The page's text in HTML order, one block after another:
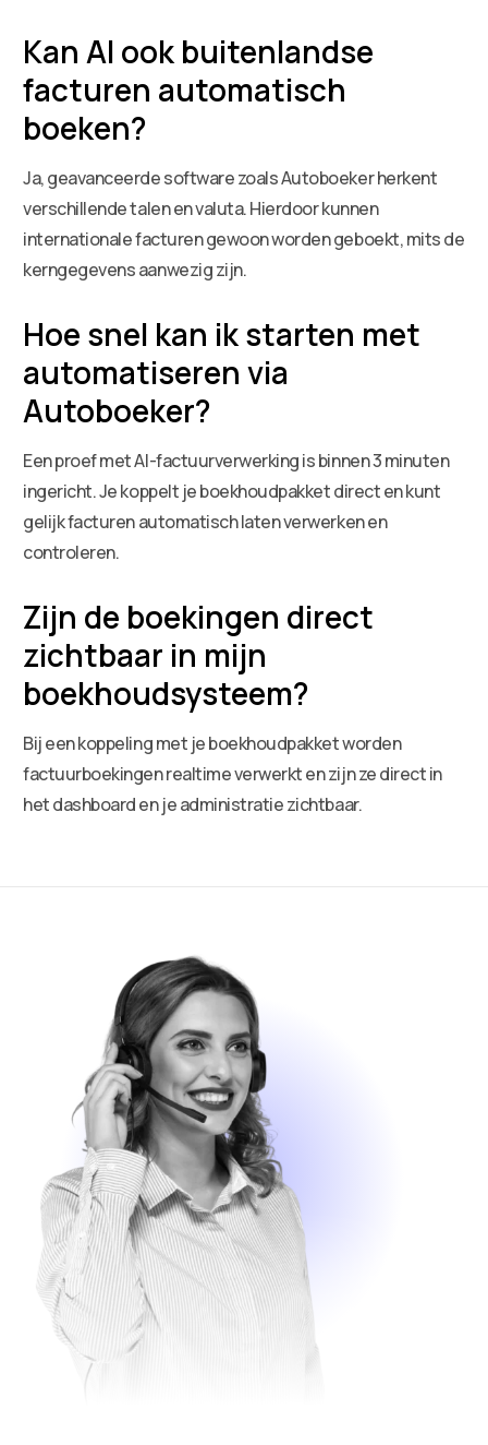
Kan AI ook buitenlandse
facturen automatisch
boeken?
Ja, geavanceerde software zoals Autoboeker herkent
verschillende talen en valuta. Hierdoor kunnen
internationale facturen gewoon worden geboekt, mits de
kerngegevens aanwezig zijn.
Hoe snel kan ik starten met
automatiseren via
Autoboeker?
Een proef met AI-factuurverwerking is binnen 3 minuten
ingericht. Je koppelt je boekhoudpakket direct en kunt
gelijk facturen automatisch laten verwerken en
controleren.
Zijn de boekingen direct
zichtbaar in mijn
boekhoudsysteem?
Bij een koppeling met je boekhoudpakket worden
factuurboekingen realtime verwerkt en zijn ze direct in
het dashboard en je administratie zichtbaar.